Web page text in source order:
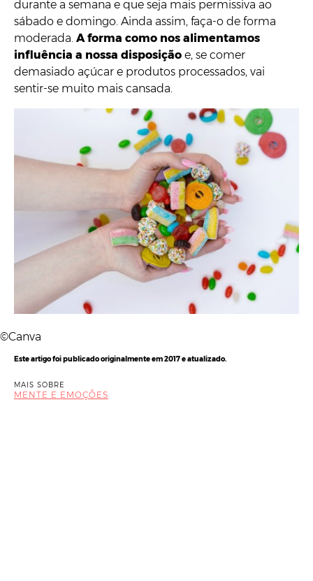
durante a semana e que seja mais permissiva ao
sábado e domingo. Ainda assim, faça-o de forma
moderada. A forma como nos alimentamos
influência a nossa disposição e, se comer
demasiado açúcar e produtos processados, vai
sentir-se muito mais cansada.
©Canva
Este artigo foi publicado originalmente em 2017 e atualizado.
MAIS SOBRE
MENTE E EMOÇÕES